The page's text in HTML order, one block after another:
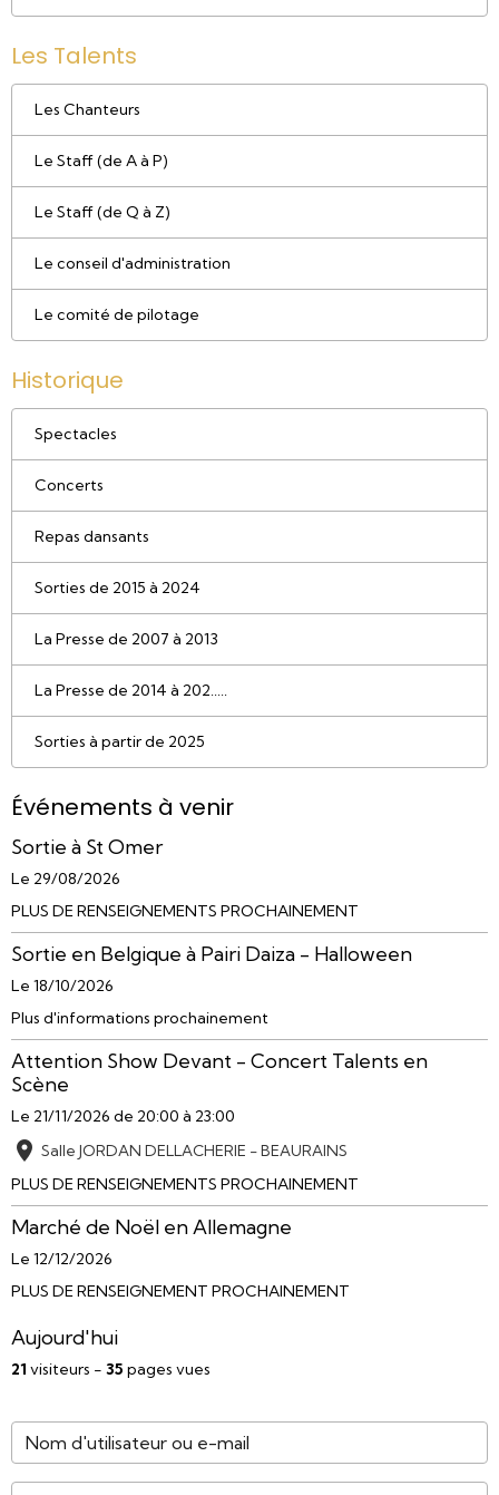
Les Talents
Les Chanteurs
Le Staff (de A à P)
Le Staff (de Q à Z)
Le conseil d'administration
Le comité de pilotage
Historique
Spectacles
Concerts
Repas dansants
Sorties de 2015 à 2024
La Presse de 2007 à 2013
La Presse de 2014 à 202.....
Sorties à partir de 2025
Événements à venir
Sortie à St Omer
Le 29/08/2026
PLUS DE RENSEIGNEMENTS PROCHAINEMENT
Sortie en Belgique à Pairi Daiza - Halloween
Le 18/10/2026
Plus d'informations prochainement
Attention Show Devant - Concert Talents en
Scène
Le 21/11/2026 de 20:00 à 23:00
Salle JORDAN DELLACHERIE - BEAURAINS
PLUS DE RENSEIGNEMENTS PROCHAINEMENT
Marché de Noël en Allemagne
Le 12/12/2026
PLUS DE RENSEIGNEMENT PROCHAINEMENT
Aujourd'hui
21 visiteurs - 35 pages vues